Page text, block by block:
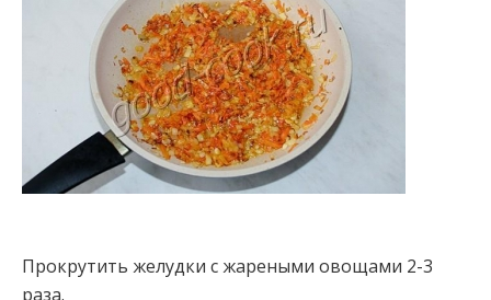
Прокрутить желудки с жареными овощами 2-3
раза.